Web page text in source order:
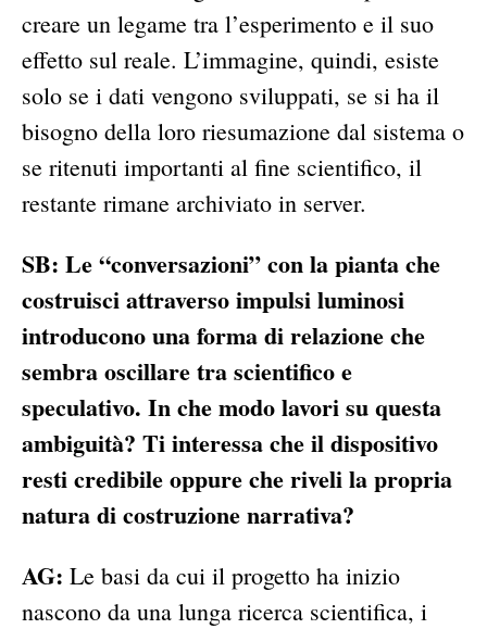
creare un legame tra l’esperimento e il suo
effetto sul reale. L’immagine, quindi, esiste
solo se i dati vengono sviluppati, se si ha il
bisogno della loro riesumazione dal sistema o
se ritenuti importanti al fine scientifico, il
restante rimane archiviato in server.
SB: Le “conversazioni” con la pianta che
costruisci attraverso impulsi luminosi
introducono una forma di relazione che
sembra oscillare tra scientifico e
speculativo. In che modo lavori su questa
ambiguità? Ti interessa che il dispositivo
resti credibile oppure che riveli la propria
natura di costruzione narrativa?
AG: Le basi da cui il progetto ha inizio
nascono da una lunga ricerca scientifica, i